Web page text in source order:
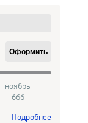
Оформить
ноябрь
666
Подробнее